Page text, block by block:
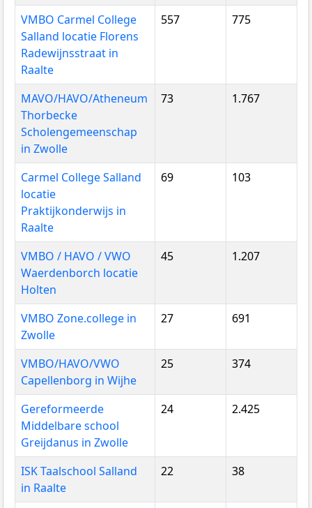
VMBO Carmel College
Salland locatie Florens
Radewijnsstraat in
Raalte
557 775
MAVO/HAVO/Atheneum
Thorbecke
Scholengemeenschap
in Zwolle
73 1.767
Carmel College Salland
locatie
Praktijkonderwijs in
Raalte
69 103
VMBO / HAVO / VWO
Waerdenborch locatie
Holten
45 1.207
VMBO Zone.college in
Zwolle
27 691
VMBO/HAVO/VWO
Capellenborg in Wijhe
25 374
Gereformeerde
Middelbare school
Greijdanus in Zwolle
24 2.425
ISK Taalschool Salland
in Raalte
22 38